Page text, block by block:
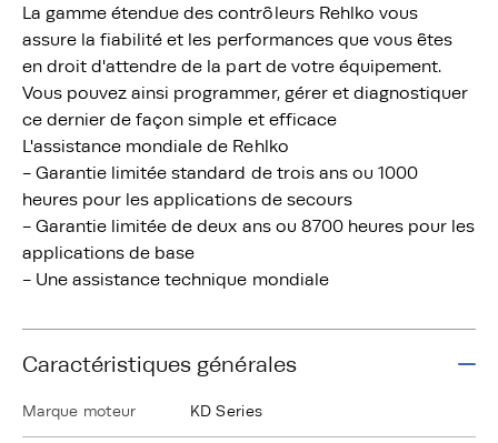
La gamme étendue des contrôleurs Rehlko vous
assure la fiabilité et les performances que vous êtes
en droit d'attendre de la part de votre équipement.
Vous pouvez ainsi programmer, gérer et diagnostiquer
ce dernier de façon simple et efficace
L'assistance mondiale de Rehlko
- Garantie limitée standard de trois ans ou 1000
heures pour les applications de secours
- Garantie limitée de deux ans ou 8700 heures pour les
applications de base
- Une assistance technique mondiale
Caractéristiques générales
Marque moteur KD Series